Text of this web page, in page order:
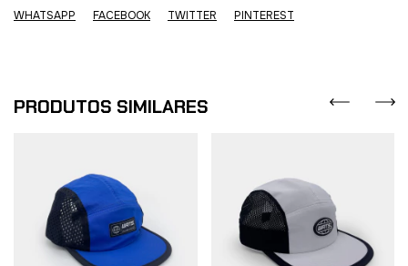
WHATSAPP FACEBOOK TWITTER PINTEREST
PRODUTOS SIMILARES